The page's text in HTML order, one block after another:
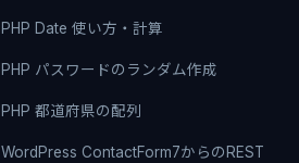
PHP Date 使い方・計算
PHP パスワードのランダム作成
PHP 都道府県の配列
WordPress ContactForm7からのREST